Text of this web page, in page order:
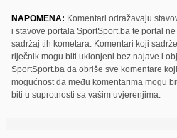
NAPOMENA: Komentari odražavaju
i stavove portala SportSport.ba te portal
sadržaj tih kometara. Komentari koji
riječnik mogu biti uklonjeni bez najave i
SportSport.ba da obriše sve komentare
mogućnost da među komentarima mogu
biti u suprotnosti sa vašim uvjerenjima.